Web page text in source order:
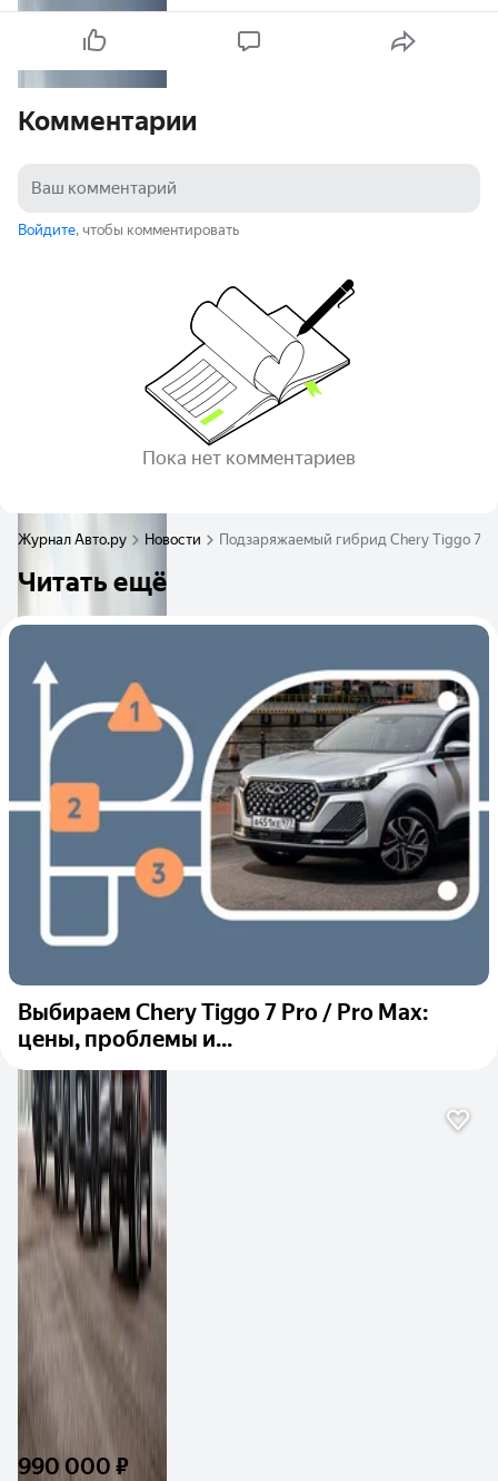
Комментарии
Войдите, чтобы комментировать
Пока нет комментариев
Журнал Авто.ру Новости Подзаряжаемый гибрид Chery Tiggo 7
Читать ещё
Выбираем Chery Tiggo 7 Pro / Pro Max:
цены, проблемы и...
990 000 ₽